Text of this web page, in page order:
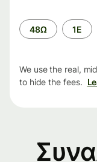
Time
period
48Ω 1Ε
We use the real,
to hide the fees.